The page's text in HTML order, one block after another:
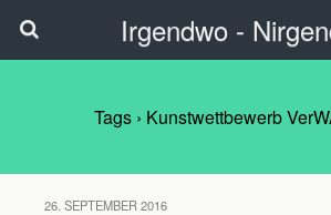
Irgendwo -
Tags › Kunstwettbewerb
26. SEPTEMBER 2016